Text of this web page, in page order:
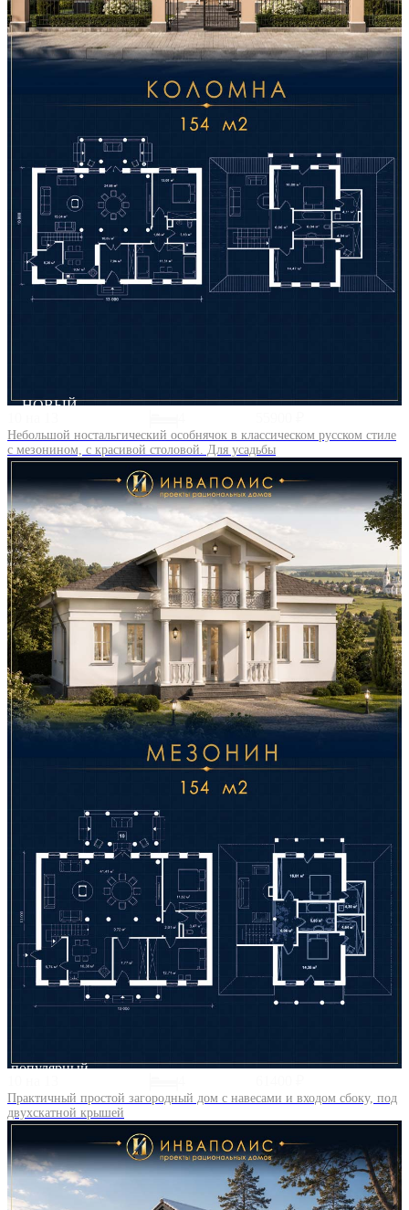
НОВЫЙ
Небольшой ностальгический особнячок в классическом русском стиле
с мезонином, с красивой столовой. Для усадьбы
популярный
Практичный простой загородный дом с навесами и входом сбоку, под
двухскатной крышей